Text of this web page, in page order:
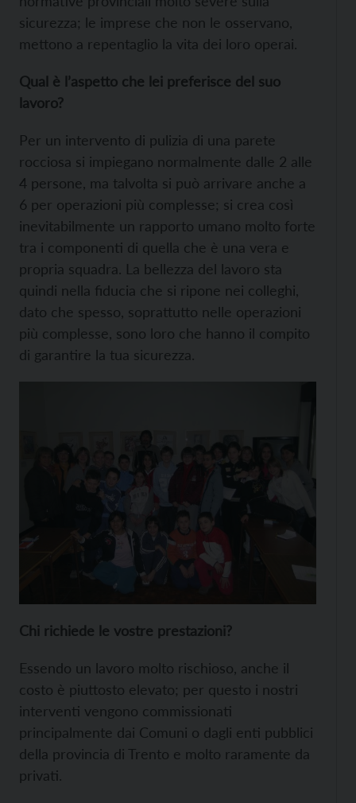
sicurezza; le imprese che non le osservano,
mettono a repentaglio la vita dei loro operai.
Qual è l’aspetto che lei preferisce del suo
lavoro?
Per un intervento di pulizia di una parete
rocciosa si impiegano normalmente dalle 2 alle
4 persone, ma talvolta si può arrivare anche a
6 per operazioni più complesse; si crea così
inevitabilmente un rapporto umano molto forte
tra i componenti di quella che è una vera e
propria squadra. La bellezza del lavoro sta
quindi nella fiducia che si ripone nei colleghi,
dato che spesso, soprattutto nelle operazioni
più complesse, sono loro che hanno il compito
di garantire la tua sicurezza.
Chi richiede le vostre prestazioni?
Essendo un lavoro molto rischioso, anche il
costo è piuttosto elevato; per questo i nostri
interventi vengono commissionati
principalmente dai Comuni o dagli enti pubblici
della provincia di Trento e molto raramente da
privati.